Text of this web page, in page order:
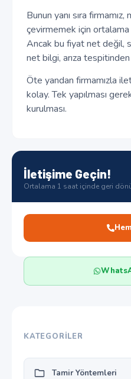
Bunun yanı sıra
çevirmemek için
Ancak bu fiyat net değil,
net bilgi, arıza
Öte yandan firmamızla
kolay. Tek yapılması
kurulması.
İletişime Geçin!
Ortalama 1 saat içinde geri
KATEGORILER
Tamir Yöntemleri